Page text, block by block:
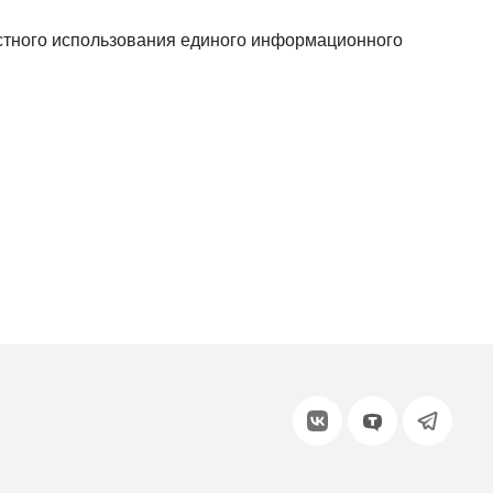
использо­вания единого информа­ционного